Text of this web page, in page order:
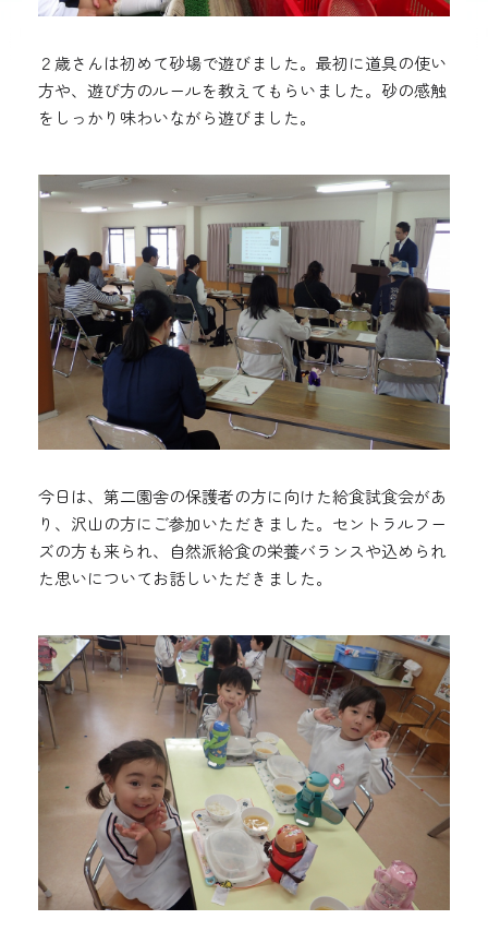
２歳さんは初めて砂場で遊びました。最初に道具の使い
方や、遊び方のルールを教えてもらいました。砂の感触
をしっかり味わいながら遊びました。
今日は、第二園舎の保護者の方に向けた給食試食会があ
り、沢山の方にご参加いただきました。セントラルフー
ズの方も来られ、自然派給食の栄養バランスや込められ
た思いについてお話しいただきました。